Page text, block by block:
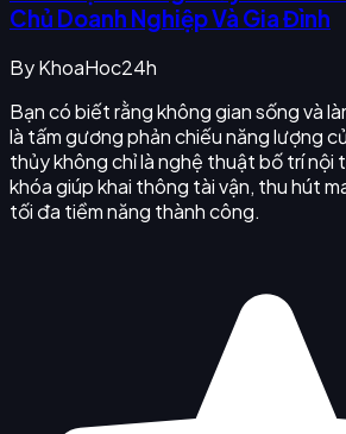
Chủ Doanh Nghiệp Và Gia Đình
ByKhoaHoc24h
Bạn có biết rằng không gian sống và
là tấm gương phản chiếu năng lượng
thủy không chỉ là nghệ thuật bố trí nội
khóa giúp khai thông tài vận, thu hút
tối đa tiềm năng thành công.